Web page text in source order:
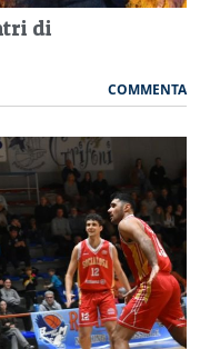
di
COMMENTA